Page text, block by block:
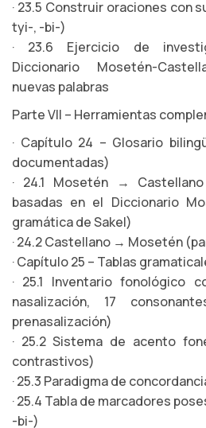
· 23.5 Construir oraciones con
tyi-, -bi-)
· 23.6 Ejercicio de
Diccionario Mosetén-
nuevas palabras
Parte VII – Herramientas
· Capítulo 24 – Glosario
documentadas)
· 24.1 Mosetén →
basadas en el Diccionario
gramática de Sakel)
· 24.2 Castellano → Mosetén
· Capítulo 25 – Tablas
· 25.1 Inventario fonológico
nasalización, 17
prenasalización)
· 25.2 Sistema de acento
contrastivos)
· 25.3 Paradigma de
· 25.4 Tabla de marcadores
-bi-)